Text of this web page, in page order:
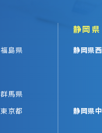
福島県
群馬県
東京都
静岡県
静岡県
静岡県